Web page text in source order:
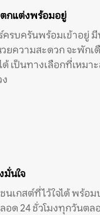
กแต่งพร้อมอยู่
ครบครันพร้อมเข้าอยู่
ยความสะดวก จะพักเ
ด้ เป็นทางเลือกที่เหมา
มั่นใจ
นเกสต์ที่ไว้ใจได้ พร้อม
ด 24 ชั่วโมงทุกวันตล